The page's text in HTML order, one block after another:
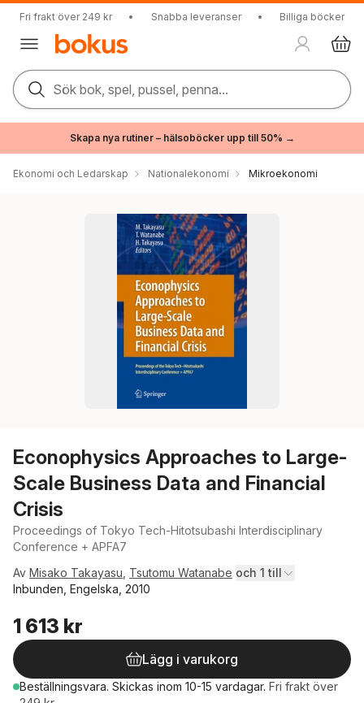
Fri frakt över 249 kr • Snabba leveranser • Billiga böcker
Sök bok, spel, pussel, penna...
Skapa nya rutiner – hälsoböcker upp till 50% →
Ekonomi och Ledarskap Nationalekonomi Mikroekonomi
Econophysics Approaches to Large-
Scale Business Data and Financial
Crisis
Proceedings of Tokyo Tech-Hitotsubashi Interdisciplinary
Conference + APFA7
Av Misako Takayasu Tsutomu Watanabe och 1 till
Inbunden, Engelska, 2010
1 613 kr
Lägg i varukorg
Beställningsvara. Skickas inom 10-15 vardagar. Fri frakt över